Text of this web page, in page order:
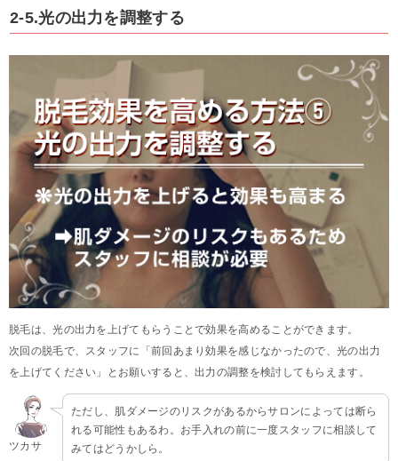
2-5.光の出力を調整する
脱毛は、光の出力を上げてもらうことで効果を高めることができます。
次回の脱毛で、スタッフに「前回あまり効果を感じなかったので、光の出力
を上げてください」とお願いすると、出力の調整を検討してもらえます。
ツカサ
ただし、肌ダメージのリスクがあるからサロンによっては断ら
れる可能性もあるわ。お手入れの前に一度スタッフに相談して
みてはどうかしら。